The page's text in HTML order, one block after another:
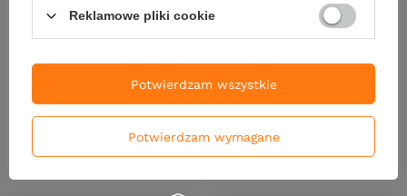
Pellet Baitnow Method
Feeder Yellow Spin 2mm |
800g
27,06 zł
PKTpunktów
Ilość produktówDO KOSZYKA
Pellet Baitnow Method
Feeder Freaky Shrimp 2mm
| 800g
25,89 zł
Kup za: 854.37
Ilość produktów
Reklamowe pliki cookie
Potwierdzam wymagane
Potwierdzam wszystkie